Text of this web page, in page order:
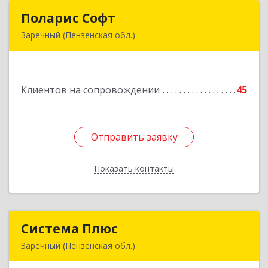
Поларис Софт
Заречный (Пензенская обл.)
Клиентов на сопровождении 45
Отправить заявку
Показать контакты
Подробнее
Отправить заявку
Назад
Система Плюс
Заречный (Пензенская обл.)